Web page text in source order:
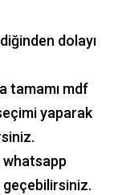
dolayı
tamamı mdf
yaparak